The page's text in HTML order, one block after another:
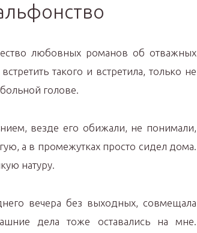
любовных романов об отважных
такого и встретила, только не
голове.
везде его обижали, не понимали,
а в промежутках просто сидел дома.
натуру.
вечера без выходных, совмещала
дела тоже оставались на мне.